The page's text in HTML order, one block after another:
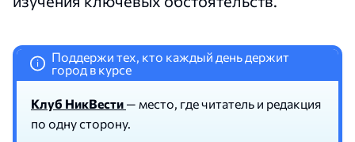
i
Поддержи тех, кто каждый день держит
город в курсе
Клуб НикВести — место, где читатель и редакция
по одну сторону.